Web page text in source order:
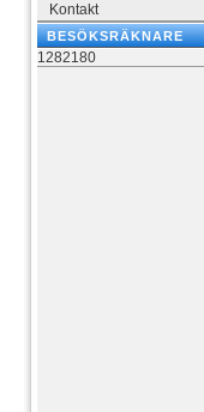
Kontakt
BESÖKSRÄKNARE
1282180